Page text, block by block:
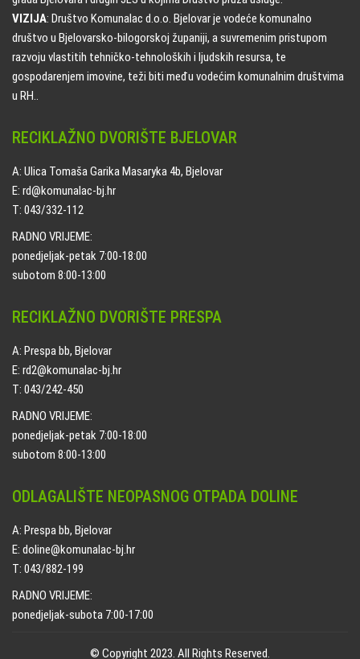
VIZIJA: Društvo Komunalac d.o.o. Bjelovar je vodeće komunalno
društvo u Bjelovarsko-bilogorskoj županiji, a suvremenim pristupom
razvoju vlastitih tehničko-tehnoloških i ljudskih resursa, te
gospodarenjem imovine, teži biti među vodećim komunalnim društvima
u RH..
RECIKLAŽNO DVORIŠTE BJELOVAR
A: Ulica Tomaša Garika Masaryka 4b, Bjelovar
E: rd@komunalac-bj.hr
T: 043/332-112
RADNO VRIJEME:
ponedjeljak-petak 7:00-18:00
subotom 8:00-13:00
RECIKLAŽNO DVORIŠTE PRESPA
A: Prespa bb, Bjelovar
E: rd2@komunalac-bj.hr
T: 043/242-450
RADNO VRIJEME:
ponedjeljak-petak 7:00-18:00
subotom 8:00-13:00
ODLAGALIŠTE NEOPASNOG OTPADA DOLINE
A: Prespa bb, Bjelovar
E: doline@komunalac-bj.hr
T: 043/882-199
RADNO VRIJEME:
ponedjeljak-subota 7:00-17:00
© Copyright 2023. All Rights Reserved.